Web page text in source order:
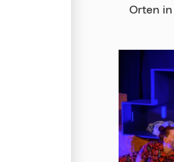
Orten in